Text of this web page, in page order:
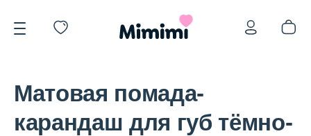
Матовая помада-
карандаш для губ тёмно-